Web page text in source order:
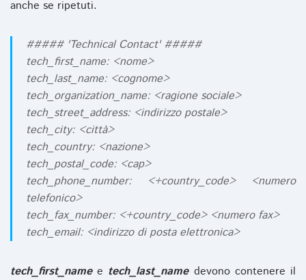
anche se ripetuti.
##### 'Technical Contact' #####
tech_first_name: <nome>
tech_last_name: <cognome>
tech_organization_name: <ragione sociale>
tech_street_address: <indirizzo postale>
tech_city: <città>
tech_country: <nazione>
tech_postal_code: <cap>
tech_phone_number: <+country_code> <numero
telefonico>
tech_fax_number: <+country_code> <numero fax>
tech_email: <indirizzo di posta elettronica>
tech_first_namee tech_last_namedevono contenere il